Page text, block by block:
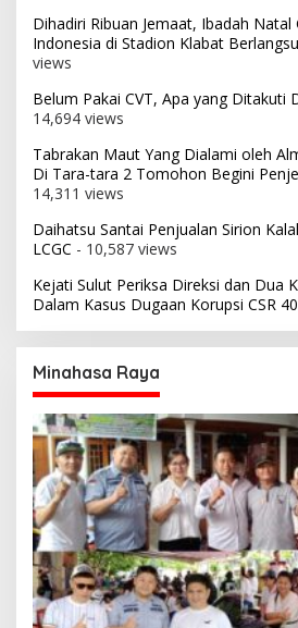
Dihadiri Ribuan Jemaat, Ibadah Natal
Indonesia di Stadion Klabat
views
Belum Pakai CVT, Apa yang Ditakuti
14,694 views
Tabrakan Maut Yang Dialami oleh
Di Tara-tara 2 Tomohon Begini
14,311 views
Daihatsu Santai Penjualan Sirion
LCGC - 10,587 views
Kejati Sulut Periksa Direksi dan Dua
Dalam Kasus Dugaan Korupsi CSR
Minahasa Raya